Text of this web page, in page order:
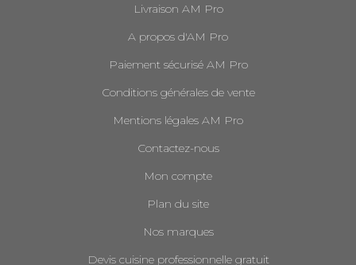
Livraison AM Pro
A propos d'AM Pro
Paiement sécurisé AM Pro
Conditions générales de vente
Mentions légales AM Pro
Contactez-nous
Mon compte
Plan du site
Nos marques
Devis cuisine professionnelle gratuit